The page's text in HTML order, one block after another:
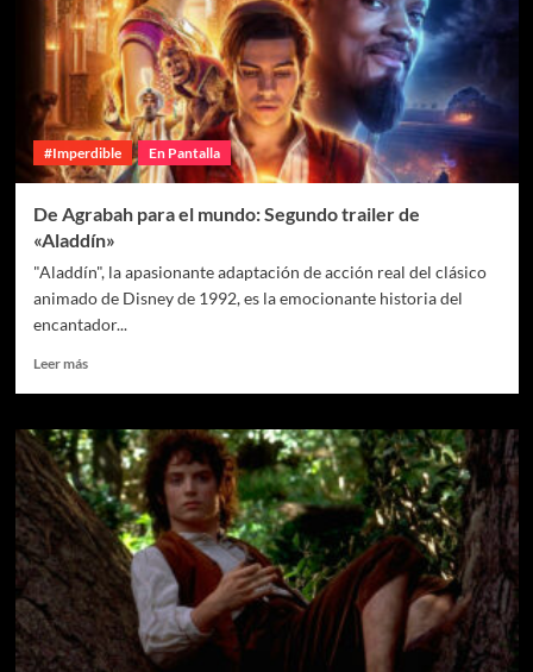
#Imperdible En Pantalla
De Agrabah para el mundo: Segundo trailer de
«Aladdín»
"Aladdín", la apasionante adaptación de acción real del clásico
animado de Disney de 1992, es la emocionante historia del
encantador...
Leer más